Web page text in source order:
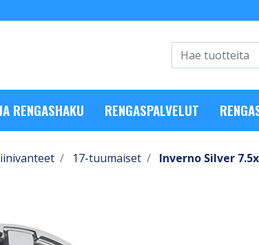
RENGASHAKU RENGASPALVELUT
17-tuumaiset Inverno Silver